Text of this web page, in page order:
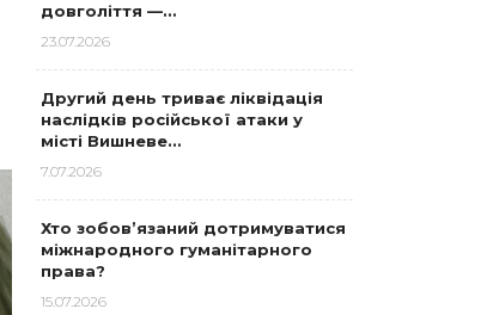
довголіття —…
23.07.2026
Другий день триває ліквідація
наслідків російської атаки у
місті Вишневе…
7.07.2026
Хто зобов’язаний дотримуватися
міжнародного гуманітарного
права?
15.07.2026